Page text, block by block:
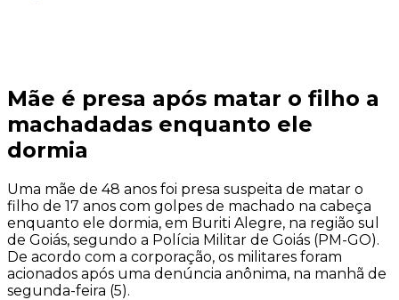
Mãe é presa após matar o filho a
machadadas enquanto ele
dormia
Uma mãe de 48 anos foi presa suspeita de matar o
filho de 17 anos com golpes de machado na cabeça
enquanto ele dormia, em Buriti Alegre, na região sul
de Goiás, segundo a Polícia Militar de Goiás (PM-GO).
De acordo com a corporação, os militares foram
acionados após uma denúncia anônima, na manhã de
segunda-feira (5).